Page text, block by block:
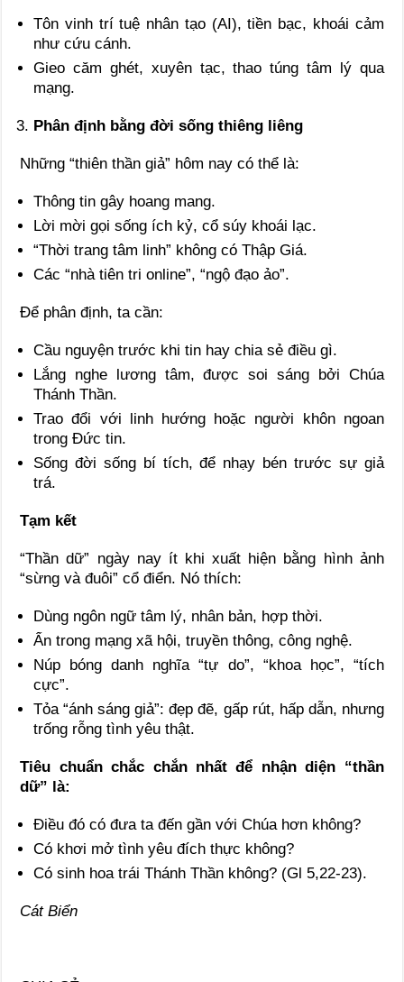
Tôn vinh trí tuệ nhân tạo (AI), tiền bạc, khoái cảm
như cứu cánh.
Gieo căm ghét, xuyên tạc, thao túng tâm lý qua
mạng.
Phân định bằng đời sống thiêng liêng
Những “thiên thần giả” hôm nay có thể là:
Thông tin gây hoang mang.
Lời mời gọi sống ích kỷ, cổ súy khoái lạc.
“Thời trang tâm linh” không có Thập Giá.
Các “nhà tiên tri online”, “ngộ đạo ảo”.
Để phân định, ta cần:
Cầu nguyện trước khi tin hay chia sẻ điều gì.
Lắng nghe lương tâm, được soi sáng bởi Chúa
Thánh Thần.
Trao đổi với linh hướng hoặc người khôn ngoan
trong Đức tin.
Sống đời sống bí tích, để nhạy bén trước sự giả
trá.
Tạm kết
“Thần dữ” ngày nay ít khi xuất hiện bằng hình ảnh
“sừng và đuôi” cổ điển. Nó thích:
Dùng ngôn ngữ tâm lý, nhân bản, hợp thời.
Ẩn trong mạng xã hội, truyền thông, công nghệ.
Núp bóng danh nghĩa “tự do”, “khoa học”, “tích
cực”.
Tỏa “ánh sáng giả”: đẹp đẽ, gấp rút, hấp dẫn, nhưng
trống rỗng tình yêu thật.
Tiêu chuẩn chắc chắn nhất để nhận diện “thần
dữ” là:
Điều đó có đưa ta đến gần với Chúa hơn không?
Có khơi mở tình yêu đích thực không?
Có sinh hoa trái Thánh Thần không? (Gl 5,22-23).
Cát Biển